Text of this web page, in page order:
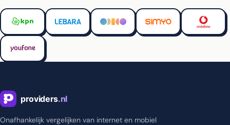
Onafhankelijk vergelijken van internet en mobiel